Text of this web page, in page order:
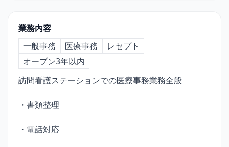
業務内容
一般事務
医療事務
レセプト
オープン3年以内
訪問看護ステーションでの医療事務業務全般
・書類整理
・電話対応